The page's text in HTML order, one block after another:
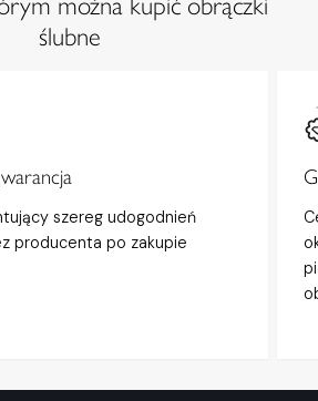
ślubne
szereg udogodnień
producenta po zakupie